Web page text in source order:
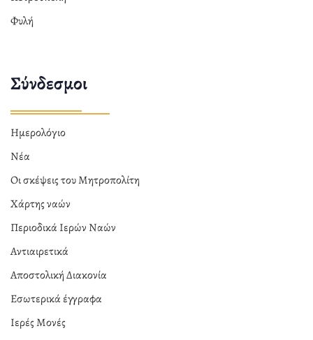
Φυλή
Σύνδεσμοι
Ημερολόγιο
Νέα
Οι σκέψεις του Μητροπολίτη
Χάρτης ναών
Περιοδικά Ιερών Ναών
Αντιαιρετικά
Αποστολική Διακονία
Εσωτερικά έγγραφα
Ιερές Μονές